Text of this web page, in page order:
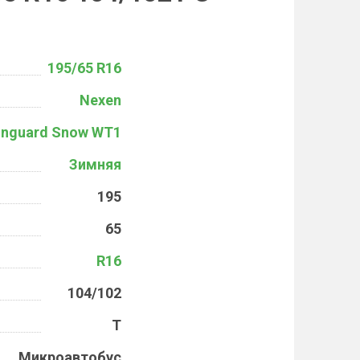
195/65 R16
Nexen
Snow WT1
Зимняя
195
65
R16
104/102
T